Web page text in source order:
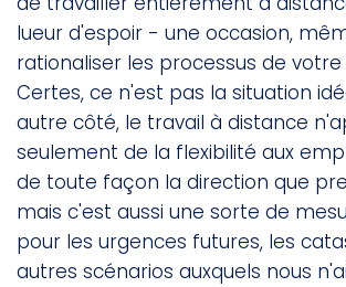
lueur d'espoir - une occasion,
rationaliser les processus de
Certes, ce n'est pas la situation
autre côté, le travail à distance
seulement de la flexibilité aux
de toute façon la direction que
mais c'est aussi une sorte de
pour les urgences futures, les
autres scénarios auxquels nous